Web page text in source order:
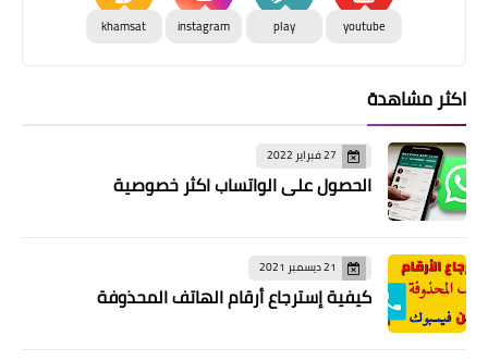
youtube
play
instagram
khamsat
اكثر مشاهدة
27 فبراير 2022
الحصول على الواتساب اكثر خصوصية
21 ديسمبر 2021
كيفية إسترجاع أرقام الهاتف المحذوفة